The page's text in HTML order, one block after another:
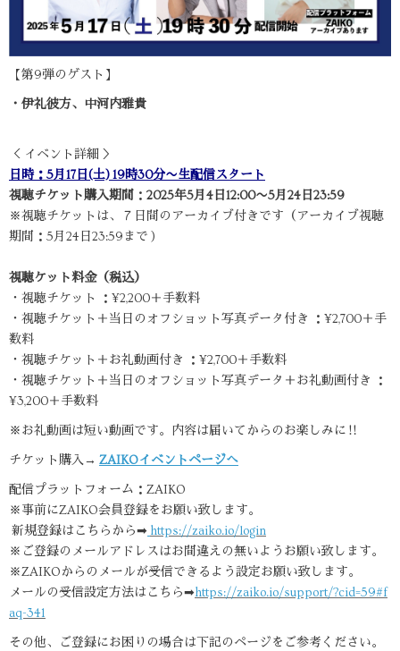
【第9弾のゲスト】
・伊礼彼方、中河内雅貴
＜ イベント詳細 ＞
日時：5月17日(土) 19時30分〜生配信スタート
視聴チケット購入期間 ： 2025年5月4日12:00〜5月24日23:59
※視聴チケットは、７日間のアーカイブ付きです（アーカイブ視聴
期間：5月24日23:59まで )
視聴ケット料金（税込）
・視聴チケット ：¥2,200＋手数料
・視聴チケット＋当日のオフショット写真データ付き ：¥2,700＋手
数料
・視聴チケット＋お礼動画付き ：¥2,700＋手数料
・視聴チケット＋当日のオフショット写真データ＋お礼動画付き ：
¥3,200＋手数料
※お礼動画は短い動画です。内容は届いてからのお楽しみに‼︎
チケット購入→ ZAIKOイベントページへ
配信プラットフォーム：ZAIKO
※事前にZAIKO会員登録をお願い致します。
新規登録はこちらから➡︎ https://zaiko.io/login
※ご登録のメールアドレスはお間違えの無いようお願い致します。
※ZAIKOからのメールが受信できるよう設定お願い致します。
メールの受信設定方法はこちら➡︎https://zaiko.io/support/?cid=59#f
aq-341
その他、ご登録にお困りの場合は下記のページをご参考ください。